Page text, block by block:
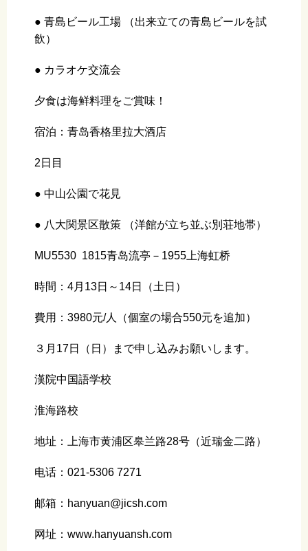
● 青島ビール工場 （出来立ての青島ビールを試
飲）
● カラオケ交流会
夕食は海鲜料理をご賞味！
宿泊：青岛香格里拉大酒店
2日目
● 中山公園で花見
● 八大関景区散策 （洋館が立ち並ぶ別荘地帯）
MU5530 1815青岛流亭－1955上海虹桥
時間：4月13日～14日（土日）
費用：3980元/人（個室の場合550元を追加）
３月17日（日）まで申し込みお願いします。
漢院中国語学校
淮海路校
地址：上海市黄浦区皋兰路28号（近瑞金二路）
电话：021-5306 7271
邮箱：hanyuan@jicsh.com
网址：www.hanyuansh.com